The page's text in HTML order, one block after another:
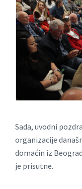
Sada, uvodni
organizacije
domaćin iz
je prisutne.